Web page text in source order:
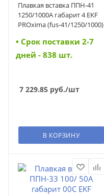
Плавкая вставка ППН-41
1250/1000А габарит 4 EKF
PROxima (fus-41/1250/1000)
• Cрок поставки 2-7
дней - 838 шт.
7 229.85 руб./шт
В КОРЗИНУ